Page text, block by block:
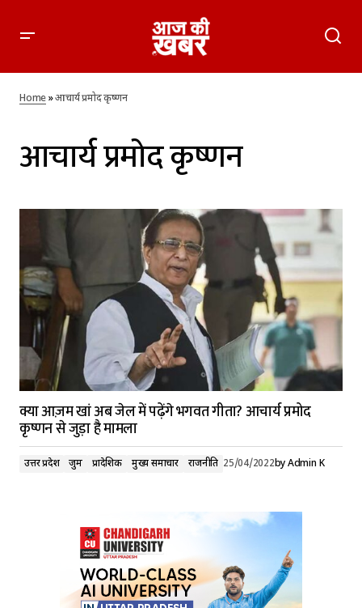
Home»आचार्य प्रमोद कृष्णन
आचार्य प्रमोद कृष्णन
क्या आज़म खां अब जेल में पढ़ेंगे भगवत गीता? आचार्य प्रमोद
कृष्णन से जुड़ा है मामला
उत्तर प्रदेश जुर्म प्रादेशिक मुख्य समाचार राजनीति 25/04/2022byAdmin K